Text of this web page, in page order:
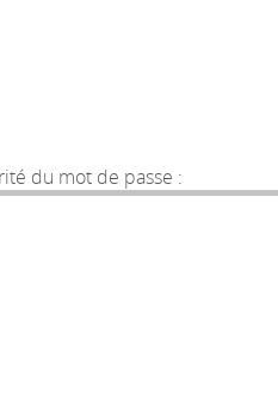
du mot de passe :